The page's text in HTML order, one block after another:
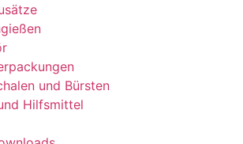
und Bürsten
Hilfsmittel